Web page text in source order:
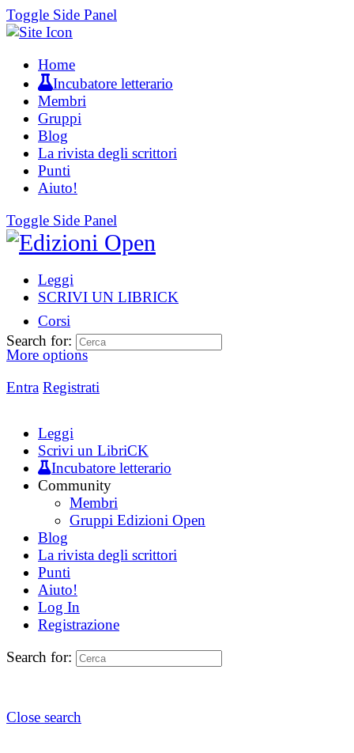
Toggle Side Panel
Home
Incubatore letterario
Membri
Gruppi
Blog
La rivista degli scrittori
Punti
Aiuto!
Toggle Side Panel
Leggi
SCRIVI UN LIBRICK
Corsi
More options
Entra Registrati
Search for:
Leggi
Scrivi un LibriCK
Incubatore letterario
Community
Membri
Gruppi Edizioni Open
Blog
La rivista degli scrittori
Punti
Aiuto!
Log In
Registrazione
Search for:
Close search